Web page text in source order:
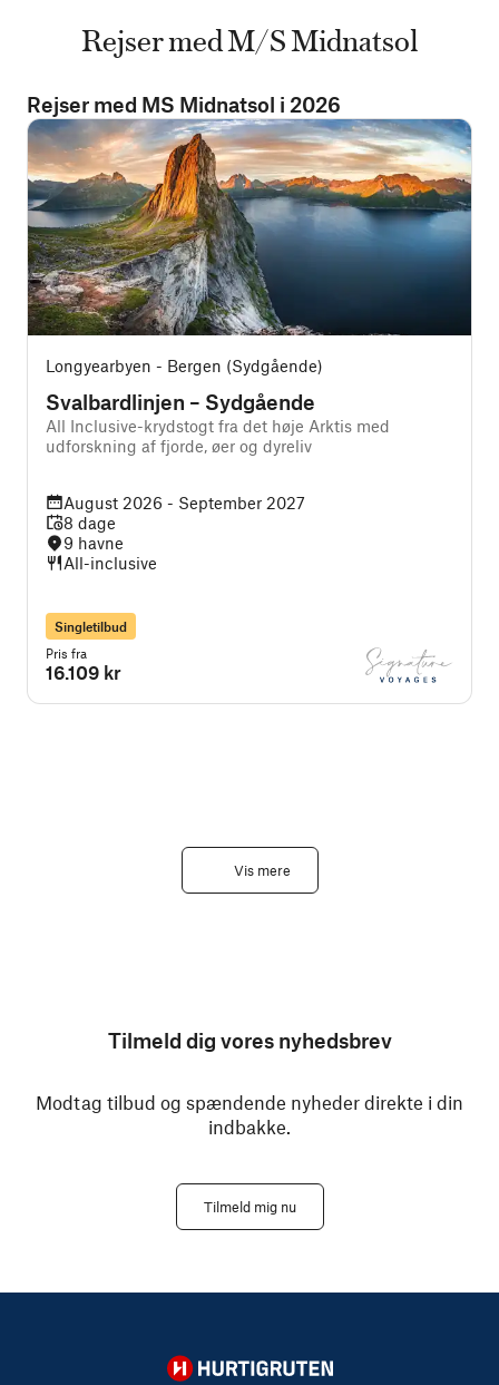
Rejser med M/S Midnatsol
Rejser med MS Midnatsol i 2026
Longyearbyen - Bergen (Sydgående)
Svalbardlinjen – Sydgående
All Inclusive-krydstogt fra det høje Arktis med
udforskning af fjorde, øer og dyreliv
August 2026 - September 2027
8 dage
9 havne
All-inclusive
Singletilbud
Pris fra
16.109 kr
Vis mere
Tilmeld dig vores nyhedsbrev
Modtag tilbud og spændende nyheder direkte i din
indbakke.
Tilmeld mig nu
Hurtigruten